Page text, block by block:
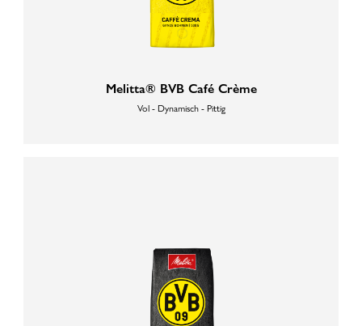
Melitta® BVB Café Crème
Vol - Dynamisch - Pittig